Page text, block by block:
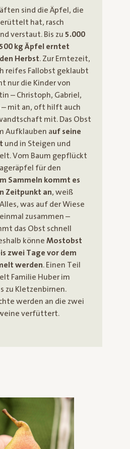
sind die Äpfel, die
hat, rasch
verstaut. Bis zu 5.000
kg Äpfel erntet
Herbst. Zur Erntezeit,
reifes Fallobst geklaubt
nur die Kinder von
– Christoph, Gabriel,
– mit an, oft hilft auch
mit. Das Obst
Aufklauben auf seine
und in Steigen und
Vom Baum gepflückt
für den
Sammeln kommt es
Zeitpunkt an, weiß
was auf der Wiese
zusammen –
das Obst schnell
könne Mostobst
zwei Tage vor dem
werden. Einen Teil
Familie Huber im
zu Kletzenbirnen.
werden an die zwei
verfüttert.